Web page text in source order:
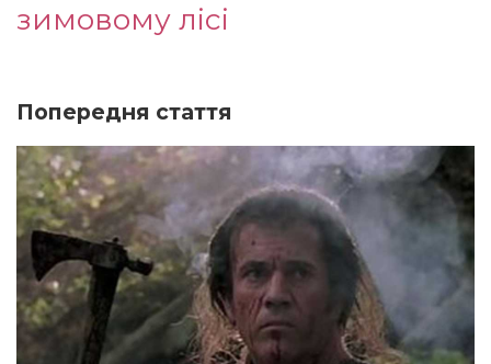
зимовому лісі
Попередня стаття